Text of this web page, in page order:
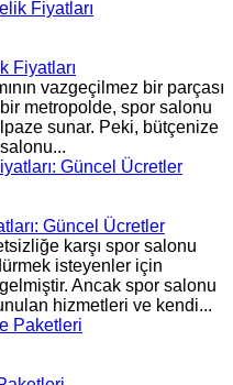
Fiyatları
vazgeçilmez bir parçası
metropolde, spor salonu
sunar. Peki, bütçenize
Güncel Ücretler
karşı spor salonu
isteyenler için
Ancak spor salonu
hizmetleri ve kendi...